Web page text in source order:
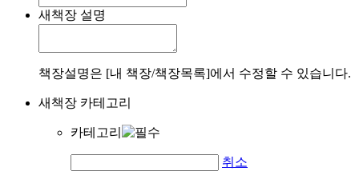
새책장 설명
책장설명은 [내 책장/책장목록]에서 수정할 수 있습니다.
새책장 카테고리
카테고리
취소